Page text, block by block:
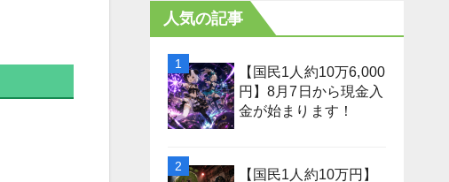
人気の記事
【国民1人約10万6,000
円】8月7日から現金入
金が始まります！
【国民1人約10万円】